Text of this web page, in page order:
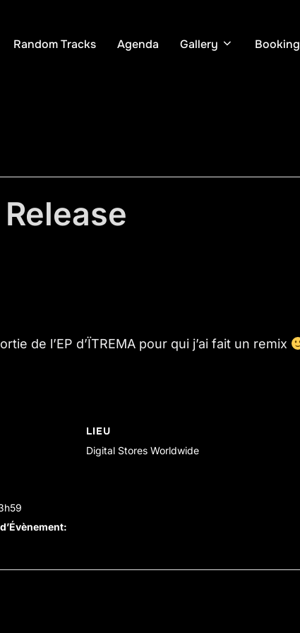
Random Tracks Agenda Gallery Booking
de l’EP d’ÏTREMA pour qui j’ai fait un remix
LIEU
Digital Stores Worldwide